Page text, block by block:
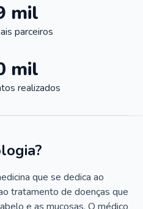
mil
parceiros
mil
realizados
que se dedica ao
tratamento de doenças que